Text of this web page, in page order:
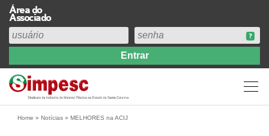
Área do
Associado
Institucional
Perfil
Diretoria
Home » Notícias » MELHORES na ACIJ